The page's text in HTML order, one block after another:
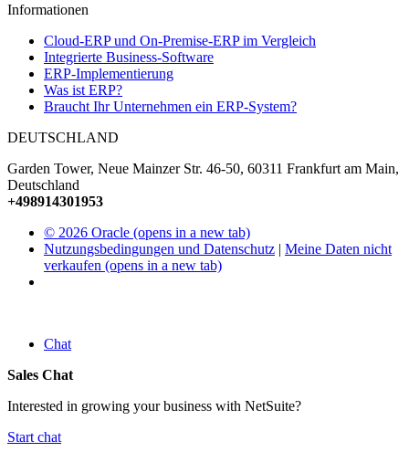
Informationen
Cloud-ERP und On-Premise-ERP im Vergleich
Integrierte Business-Software
ERP-Implementierung
Was ist ERP?
Braucht Ihr Unternehmen ein ERP-System?
DEUTSCHLAND
Garden Tower, Neue Mainzer Str. 46-50, 60311 Frankfurt am Main,
Deutschland
+498914301953
© 2026 Oracle (opens in a new tab)
Nutzungsbedingungen und Datenschutz | Meine Daten nicht
verkaufen (opens in a new tab)
Chat
Sales Chat
Interested in growing your business with NetSuite?
Start chat